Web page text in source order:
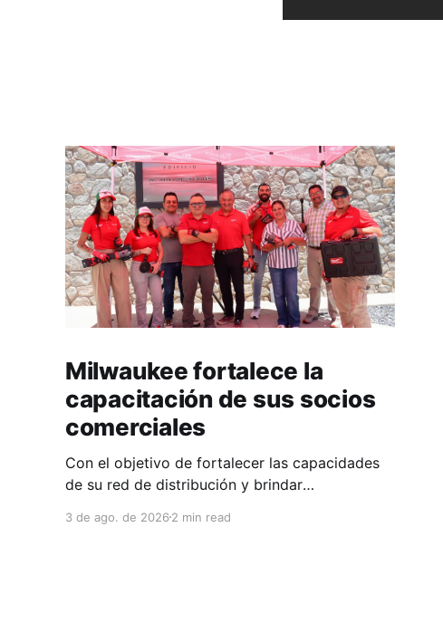
Milwaukee fortalece la
capacitación de sus socios
comerciales
Con el objetivo de fortalecer las capacidades
de su red de distribución y brindar
desempeño comercial y técnico, Milwaukee
3 de ago. de 2026 2 min read